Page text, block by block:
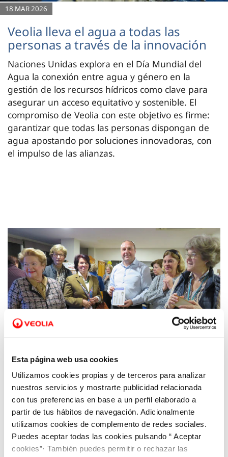
Esta página web usa cookies
Utilizamos cookies propias y de terceros para analizar
nuestros servicios y mostrarte publicidad relacionada
con tus preferencias en base a un perfil elaborado a
partir de tus hábitos de navegación. Adicionalmente
utilizamos cookies de complemento de redes sociales.
Puedes aceptar todas las cookies pulsando “ Aceptar
cookies”· También puedes permitir o rechazar las
18 MAR 2026
Veolia lleva el agua a todas las
personas a través de la innovación
Naciones Unidas explora en el Día Mundial del
Agua la conexión entre agua y género en la
gestión de los recursos hídricos como clave para
asegurar un acceso equitativo y sostenible. El
compromiso de Veolia con este objetivo es firme:
garantizar que todas las personas dispongan de
agua apostando por soluciones innovadoras, con
el impulso de las alianzas.
06 FEB 2020
El gerente de Hidrogea se reúne con las
Amas de Casa de Cartagena para explicarles
el funcionamiento del servicio y el recibo del
agua